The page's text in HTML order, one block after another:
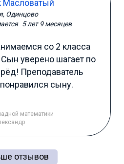
Масловатый
Одинцово
5 лет 9 месяцев
со 2 класса
уверено шагает по
Преподаватель
сыну.
математики
отзывов